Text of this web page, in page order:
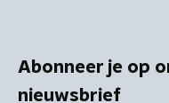
Abonneer je op
nieuwsbrief